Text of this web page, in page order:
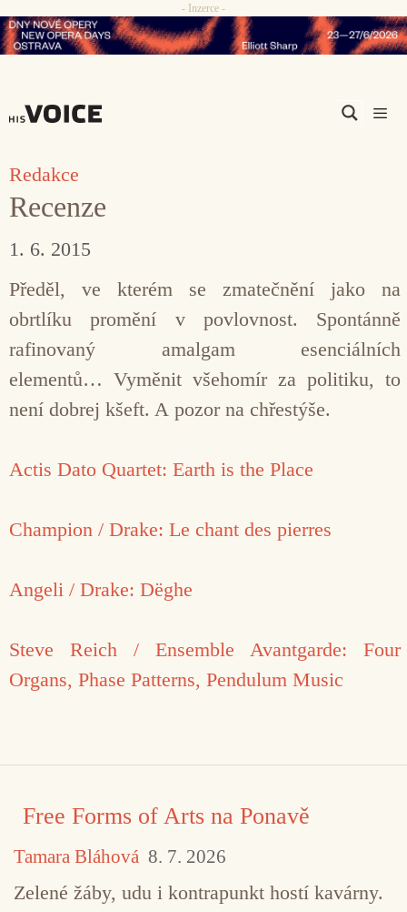
Přeskočit
na
- Inzerce -
Redakce
Recenze
1. 6. 2015
Předěl, ve kterém se zmatečnění jako na
obrtlíku promění v povlovnost. Spontánně
rafinovaný amalgam esenciálních
elementů… Vyměnit všehomír za politiku, to
není dobrej kšeft. A pozor na chřestýše.
Actis Dato Quartet: Earth is the Place
Champion / Drake: Le chant des pierres
Angeli / Drake: Dëghe
Steve Reich / Ensemble Avantgarde: Four
Organs, Phase Patterns, Pendulum Music
Free Forms of Arts na Ponavě
Tamara Bláhová 8. 7. 2026
Zelené žáby, udu i kontrapunkt hostí kavárny.